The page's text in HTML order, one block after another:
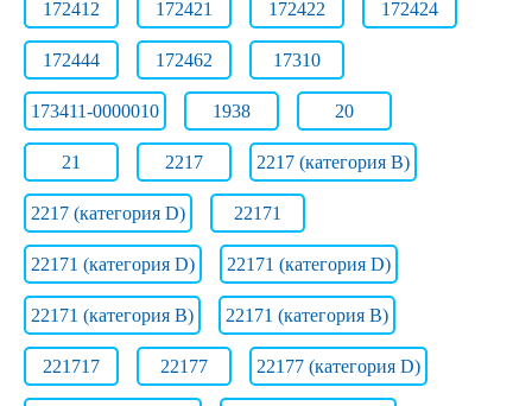
172412 172421 172422 172424
172444 172462 17310
173411-0000010 1938 20
21 2217 2217 (категория B)
2217 (категория D) 22171
22171 (категория D) 22171 (категория D)
22171 (категория В) 22171 (категория В)
221717 22177 22177 (категория D)